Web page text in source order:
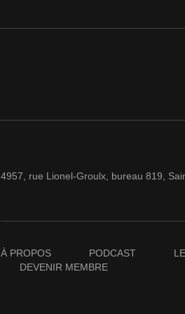
4957, rue Lionel-Groulx, bureau 819,
À PROPOS PODCAST
DEVENIR MEMBRE